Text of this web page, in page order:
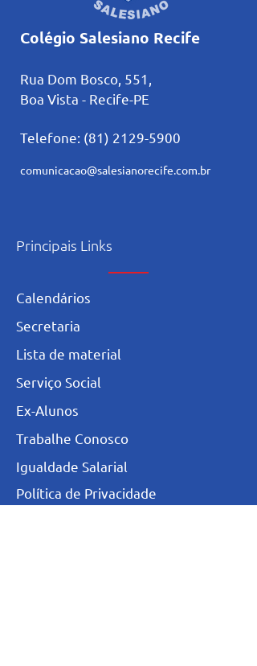
Colégio Salesiano Recife
Rua Dom Bosco, 551,
Boa Vista - Recife-PE
Telefone: (81) 2129-5900
comunicacao@salesianorecife.com.br
Principais Links
Calendários
Secretaria
L ista de material
Serviço Social
Ex-Alunos
Trabalhe Conosco
Igualdade Salarial
Política de Privacidade